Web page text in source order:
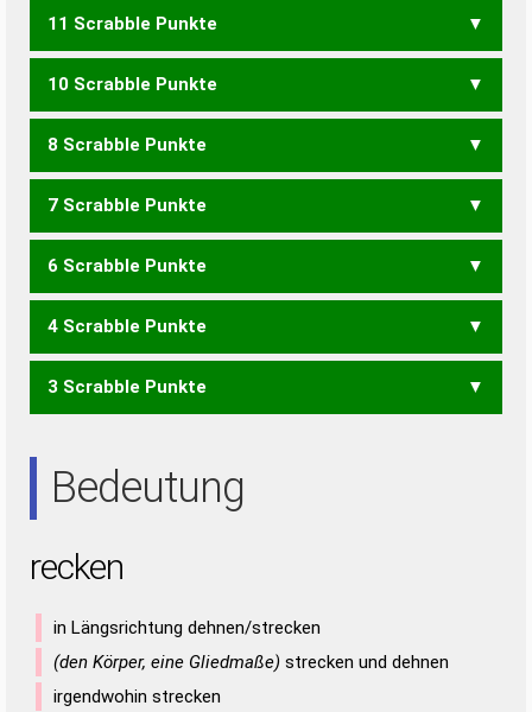
ECKERN
11 Scrabble Punkte
CREEK ECKER NECKE
10 Scrabble Punkte
NECK
8 Scrabble Punkte
KERNE RENKE
7 Scrabble Punkte
KERN KREE KREN RENK
6 Scrabble Punkte
CER
4 Scrabble Punkte
EREN NEER RENE
3 Scrabble Punkte
Bedeutung
recken
in Längsrichtung dehnen/strecken
(den Körper, eine Gliedmaße) strecken und dehnen
irgendwohin strecken